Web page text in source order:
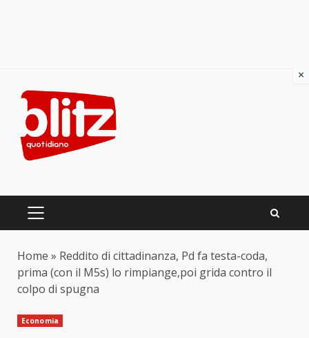
content
PRIMARY
Home » Reddito di cittadinanza, Pd fa testa-coda,
prima (con il M5s) lo rimpiange,poi grida contro il
colpo di spugna
Economia
×